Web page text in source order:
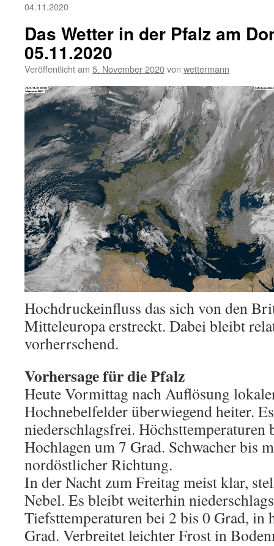
04.11.2020
Das Wetter in der Pfalz am
05.11.2020
Veröffentlicht am 5. November 2020von wettermann
Hochdruckeinfluss das sich von den
Mitteleuropa erstreckt. Dabei bleibt
vorherrschend.
Vorhersage für die Pfalz
Heute Vormittag nach Auflösung
Hochnebelfelder überwiegend heiter.
niederschlagsfrei. Höchsttemperaturen
Hochlagen um 7 Grad. Schwacher bis
nordöstlicher Richtung.
In der Nacht zum Freitag meist klar,
Nebel. Es bleibt weiterhin
Tiefsttemperaturen bei 2 bis 0 Grad, in
Grad. Verbreitet leichter Frost in